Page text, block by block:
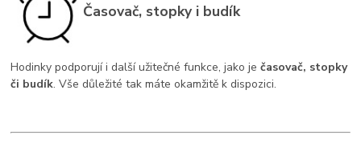
Časovač, stopky i budík
Hodinky podporují i další užitečné funkce, jako ječasovač, stopky
či budík. Vše důležité tak máte okamžitě k dispozici.